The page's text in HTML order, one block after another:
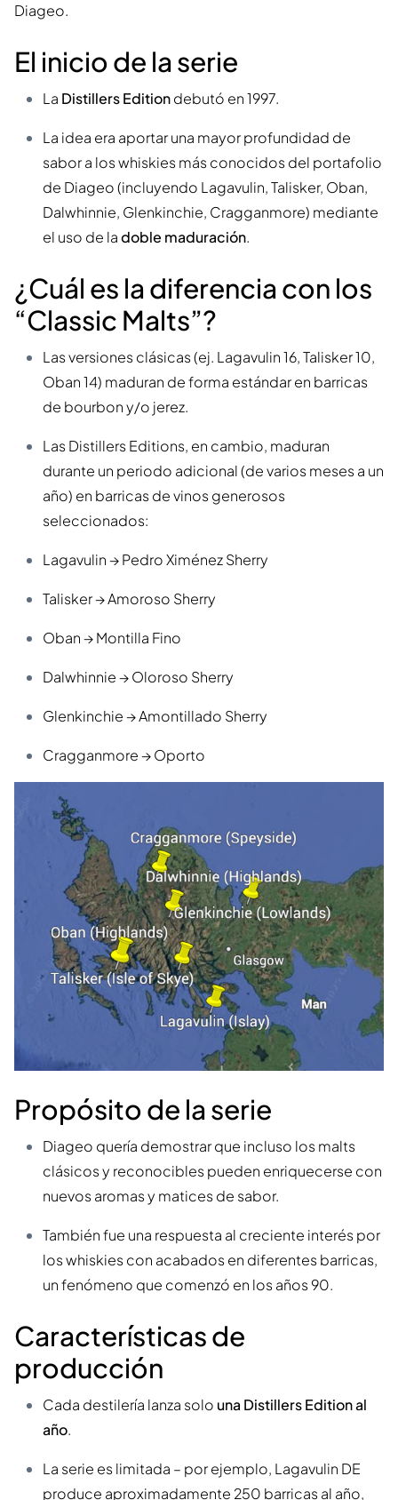
Diageo.
El inicio de la serie
La Distillers Editiondebutó en 1997.
La idea era aportar una mayor profundidad de
sabor a los whiskies más conocidos del portafolio
de Diageo (incluyendo Lagavulin, Talisker, Oban,
Dalwhinnie, Glenkinchie, Cragganmore) mediante
el uso de ladoble maduración.
¿Cuál es la diferencia con los
“Classic Malts”?
Las versiones clásicas (ej. Lagavulin 16, Talisker 10,
Oban 14) maduran de forma estándar en barricas
de bourbon y/o jerez.
Las Distillers Editions, en cambio, maduran
durante un periodo adicional (de varios meses a un
año) en barricas de vinos generosos
seleccionados:
Lagavulin → Pedro Ximénez Sherry
Talisker → Amoroso Sherry
Oban → Montilla Fino
Dalwhinnie → Oloroso Sherry
Glenkinchie → Amontillado Sherry
Cragganmore → Oporto
Propósito de la serie
Diageo quería demostrar que incluso los malts
clásicos y reconocibles pueden enriquecerse con
nuevos aromas y matices de sabor.
También fue una respuesta al creciente interés por
los whiskies con acabados en diferentes barricas,
un fenómeno que comenzó en los años 90.
Características de
producción
Cada destilería lanza solo una Distillers Edition al
año.
La serie es limitada – por ejemplo, Lagavulin DE
produce aproximadamente 250 barricas al año,